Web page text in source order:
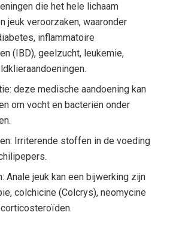
die het hele lichaam
jeuk veroorzaken, waaronder
inflammatoire
(IBD), geelzucht, leukemie,
deze medische aandoening kan
om vocht en bacteriën onder
Irriterende stoffen in de voeding
Anale jeuk kan een bijwerking zijn
colchicine (Colcrys), neomycine